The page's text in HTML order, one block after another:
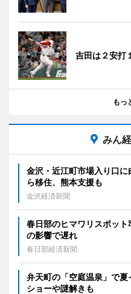
吉田は２安
もっ
みん
金沢・近江町市場入り口
ら移住、熊本支援も
金沢経済新聞
春日部のヒマワリスポッ
の影響で遅れ
春日部経済新聞
弁天町の「空庭温泉」で
ショーや謎解きも